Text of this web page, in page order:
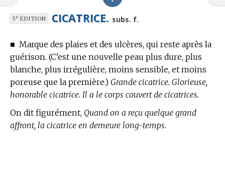
5eÉDITION CICATRICE. subs. f.
■ Marque des plaies et des ulcères, qui reste après la
guérison. (C’est une nouvelle peau plus dure, plus
blanche, plus irrégulière, moins sensible, et moins
poreuse que la première.) Grande cicatrice. Glorieuse,
honorable cicatrice. Il a le corps couvert de cicatrices.
On dit figurément, Quand on a reçu quelque grand
affront, la cicatrice en demeure long-temps.